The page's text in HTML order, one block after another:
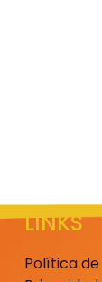
LINKS
Política de